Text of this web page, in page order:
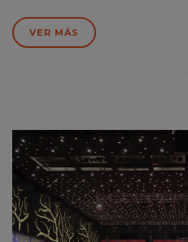
VER MÁS